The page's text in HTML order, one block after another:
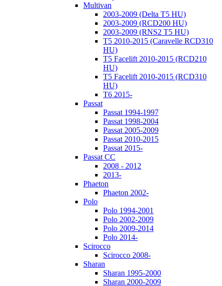
Multivan
2003-2009 (Delta T5 HU)
2003-2009 (RCD200 HU)
2003-2009 (RNS2 T5 HU)
T5 2010-2015 (Caravelle RCD310
HU)
T5 Facelift 2010-2015 (RCD210
HU)
T5 Facelift 2010-2015 (RCD310
HU)
T6 2015-
Passat
Passat 1994-1997
Passat 1998-2004
Passat 2005-2009
Passat 2010-2015
Passat 2015-
Passat CC
2008 - 2012
2013-
Phaeton
Phaeton 2002-
Polo
Polo 1994-2001
Polo 2002-2009
Polo 2009-2014
Polo 2014-
Scirocco
Scirocco 2008-
Sharan
Sharan 1995-2000
Sharan 2000-2009